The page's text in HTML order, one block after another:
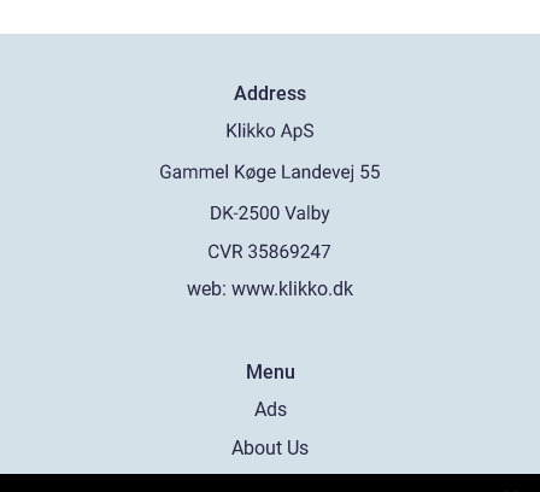
Address
web: www.klikko.dk
Menu
Ads
About Us